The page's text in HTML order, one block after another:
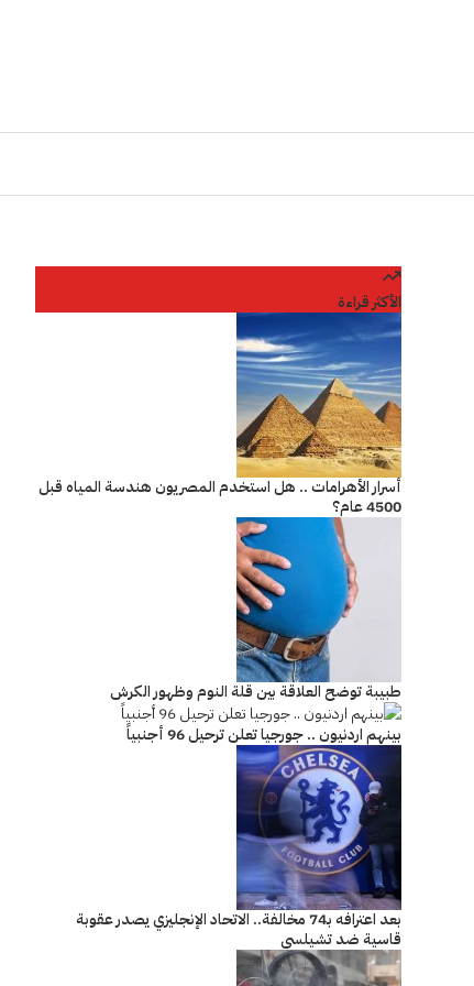
الأكثر قراءة
أسرار الأهرامات .. هل استخدم المصريون هندسة المياه قبل
4500 عام؟
طبيبة توضح العلاقة بين قلة النوم وظهور الكرش
بينهم اردنيون .. جورجيا تعلن ترحيل 96 أجنبياً
بعد اعترافه بـ74 مخالفة.. الاتحاد الإنجليزي يصدر عقوبة
قاسية ضد تشيلسي